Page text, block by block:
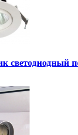
светодиодный